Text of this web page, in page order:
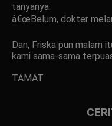
tanyanya.
â€œBelum, dokter
Dan, Friska pun malam
kami sama-sama
TAMAT